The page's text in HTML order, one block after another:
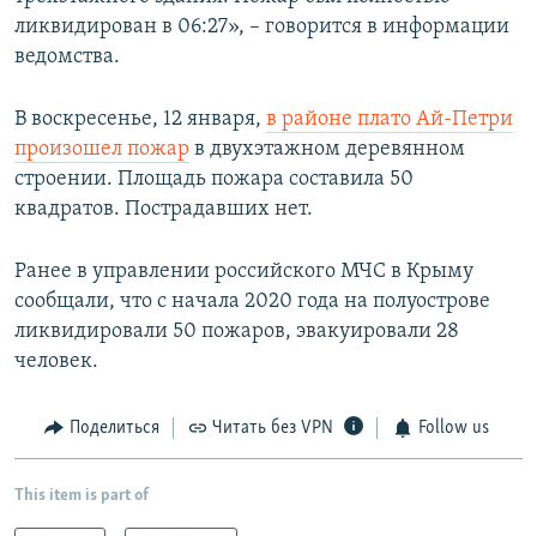
ликвидирован в 06:27», – говорится в информации
ведомства.
В воскресенье, 12 января, в районе плато Ай-Петри
произошел пожар в двухэтажном деревянном
строении. Площадь пожара составила 50
квадратов. Пострадавших нет.
Ранее в управлении российского МЧС в Крыму
сообщали, что с начала 2020 года на полуострове
ликвидировали 50 пожаров, эвакуировали 28
человек.
Поделиться Читать без VPN Follow us
This item is part of